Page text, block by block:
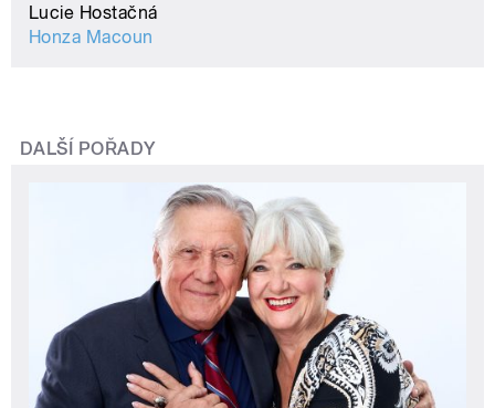
Lucie Hostačná
Honza Macoun
DALŠÍ POŘADY